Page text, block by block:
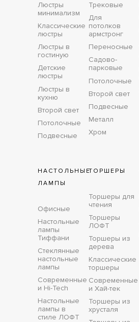
Люстры
минимализм
Классические
люстры
Люстры в
гостиную
Детские
люстры
Люстры в
кухню
Второй свет
Потолочные
Подвесные
Трековые
Для
потолков
армстронг
Переносные
Садово-
парковые
Потолочные
Второй свет
Подвесные
Металл
Хром
НАСТОЛЬНЫЕ
ЛАМПЫ
Офисные
Настольные
лампы
Тиффани
Стеклянные
настольные
лампы
Современные
и Hi-Tech
Настольные
лампы в
стиле ЛОФТ
ТОРШЕРЫ
Торшеры для
чтения
Торшеры
ЛОФТ
Торшеры из
дерева
Классические
торшеры
Современные
и Хай-тек
Торшеры из
хрусталя